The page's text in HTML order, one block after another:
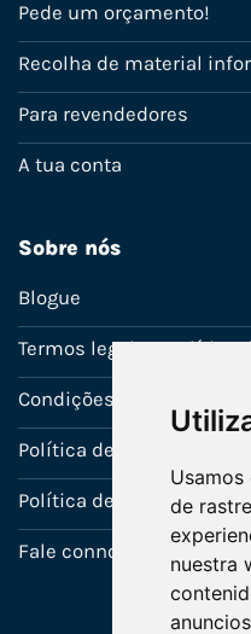
de
nuestra
Pede um orçamento!
Recolha de material
Para revendedores
A tua conta
Sobre nós
Blogue
Termos legais e política
Condições de venda
Política de Garantia
Política de utilização de
Fale connosco